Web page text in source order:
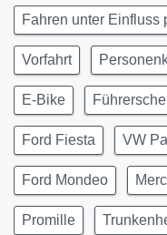
Fahren unter Einfluss
Vorfahrt
E-Bike
Ford Fiesta VW
Ford Mondeo
Promille